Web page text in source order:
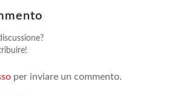
per inviare un commento.